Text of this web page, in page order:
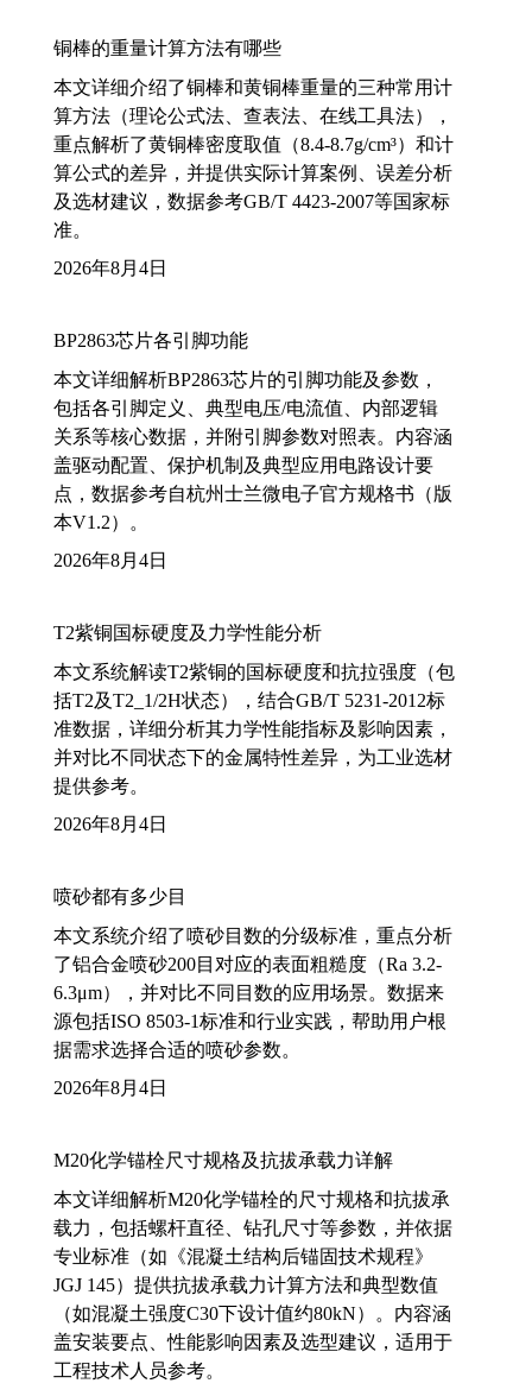
铜棒的重量计算方法有哪些
本文详细介绍了铜棒和黄铜棒重量的三种常用计
算方法（理论公式法、查表法、在线工具法），
重点解析了黄铜棒密度取值（8.4-8.7g/cm³）和计
算公式的差异，并提供实际计算案例、误差分析
及选材建议，数据参考GB/T 4423-2007等国家标
准。
2026年8月4日
BP2863芯片各引脚功能
本文详细解析BP2863芯片的引脚功能及参数，
包括各引脚定义、典型电压/电流值、内部逻辑
关系等核心数据，并附引脚参数对照表。内容涵
盖驱动配置、保护机制及典型应用电路设计要
点，数据参考自杭州士兰微电子官方规格书（版
本V1.2）。
2026年8月4日
T2紫铜国标硬度及力学性能分析
本文系统解读T2紫铜的国标硬度和抗拉强度（包
括T2及T2_1/2H状态），结合GB/T 5231-2012标
准数据，详细分析其力学性能指标及影响因素，
并对比不同状态下的金属特性差异，为工业选材
提供参考。
2026年8月4日
喷砂都有多少目
本文系统介绍了喷砂目数的分级标准，重点分析
了铝合金喷砂200目对应的表面粗糙度（Ra 3.2-
6.3μm），并对比不同目数的应用场景。数据来
源包括ISO 8503-1标准和行业实践，帮助用户根
据需求选择合适的喷砂参数。
2026年8月4日
M20化学锚栓尺寸规格及抗拔承载力详解
本文详细解析M20化学锚栓的尺寸规格和抗拔承
载力，包括螺杆直径、钻孔尺寸等参数，并依据
专业标准（如《混凝土结构后锚固技术规程》
JGJ 145）提供抗拔承载力计算方法和典型数值
（如混凝土强度C30下设计值约80kN）。内容涵
盖安装要点、性能影响因素及选型建议，适用于
工程技术人员参考。